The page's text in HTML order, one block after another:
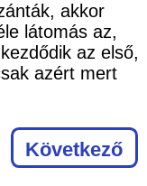
akkor
látomás az,
az első,
azért mert
Következő